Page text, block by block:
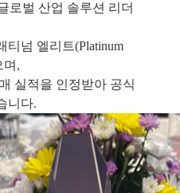
로벌 산업 솔루션 리더
티넘 엘리트(Platinum
며,
실적을 인정받아 공식
니다.